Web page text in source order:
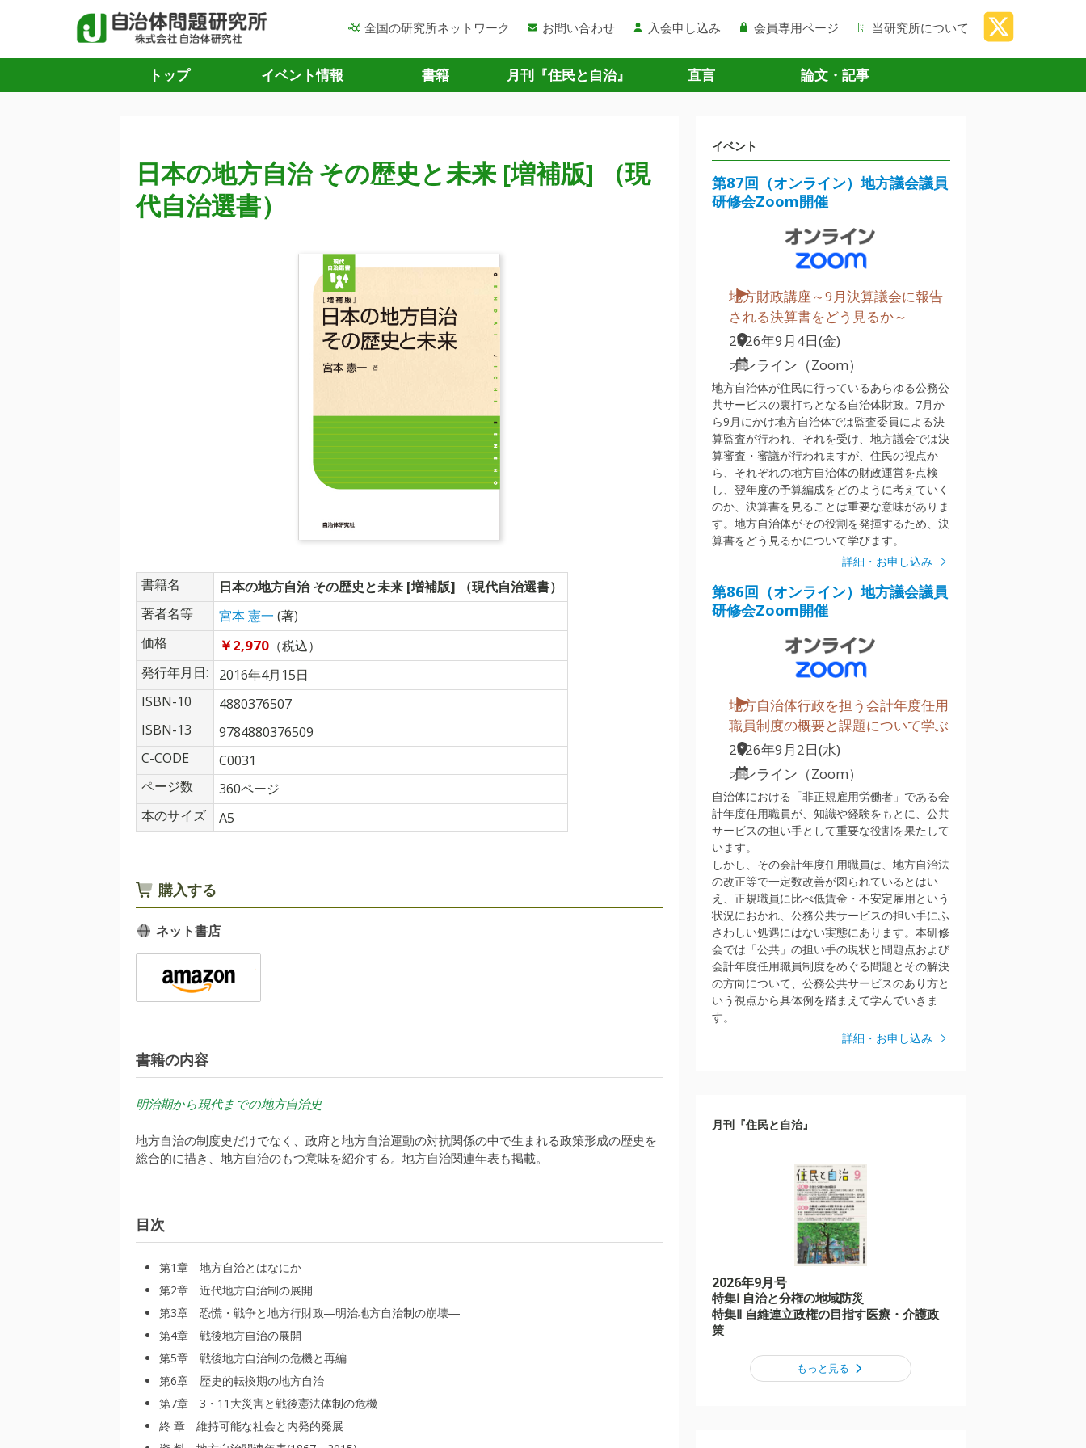
全国の研究所ネットワーク お問い合わせ 入会申し込み 会員専用ページ 当研究所について
トップ イベント情報 書籍 月刊『住民と自治』 直言 論文・記事
日本の地方自治 その歴史と未来 [増補版] （現
代自治選書）
書籍名
日本の地方自治 その歴史と未来 [増補版] （現代自治選書）
著者名等
宮本 憲一 (著)
価格
￥2,970 （税込）
発行年月日:
2016年4月15日
ISBN-10
4880376507
ISBN-13
9784880376509
C-CODE
C0031
ページ数
360ページ
本のサイズ
A5
購入する
ネット書店
書籍の内容
明治期から現代までの地方自治史
地方自治の制度史だけでなく、政府と地方自治運動の対抗関係の中で生まれる政策形成の歴史を
総合的に描き、地方自治のもつ意味を紹介する。地方自治関連年表も掲載。
目次
第1章 地方自治とはなにか
第2章 近代地方自治制の展開
第3章 恐慌・戦争と地方行財政―明治地方自治制の崩壊―
第4章 戦後地方自治の展開
第5章 戦後地方自治制の危機と再編
第6章 歴史的転換期の地方自治
第7章 3・11大災害と戦後憲法体制の危機
終 章 維持可能な社会と内発的発展
イベント
第87回（オンライン）地方議会議員
研修会Zoom開催
地方財政講座～9月決算議会に報告
される決算書をどう見るか～
2026年9月4日(金)
オンライン（Zoom）
地方自治体が住民に行っているあらゆる公務公
共サービスの裏打ちとなる自治体財政。7月か
ら9月にかけ地方自治体では監査委員による決
算監査が行われ、それを受け、地方議会では決
算審査・審議が行われますが、住民の視点か
ら、それぞれの地方自治体の財政運営を点検
し、翌年度の予算編成をどのように考えていく
のか、決算書を見ることは重要な意味がありま
す。地方自治体がその役割を発揮するため、決
算書をどう見るかについて学びます。
詳細・お申し込み
第86回（オンライン）地方議会議員
研修会Zoom開催
地方自治体行政を担う会計年度任用
職員制度の概要と課題について学ぶ
2026年9月2日(水)
オンライン（Zoom）
自治体における「非正規雇用労働者」である会
計年度任用職員が、知識や経験をもとに、公共
サービスの担い手として重要な役割を果たして
います。
しかし、その会計年度任用職員は、地方自治法
の改正等で一定数改善が図られているとはい
え、正規職員に比べ低賃金・不安定雇用という
状況におかれ、公務公共サービスの担い手にふ
さわしい処遇にはない実態にあります。本研修
会では「公共」の担い手の現状と問題点および
会計年度任用職員制度をめぐる問題とその解決
の方向について、公務公共サービスのあり方と
いう視点から具体例を踏まえて学んでいきま
す。
詳細・お申し込み
月刊『住民と自治』
2026年9月号
特集Ⅰ 自治と分権の地域防災
特集Ⅱ 自維連立政権の目指す医療・介護政
策
もっと見る